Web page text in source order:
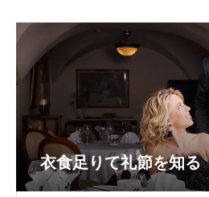
衣食足りて礼節を知る